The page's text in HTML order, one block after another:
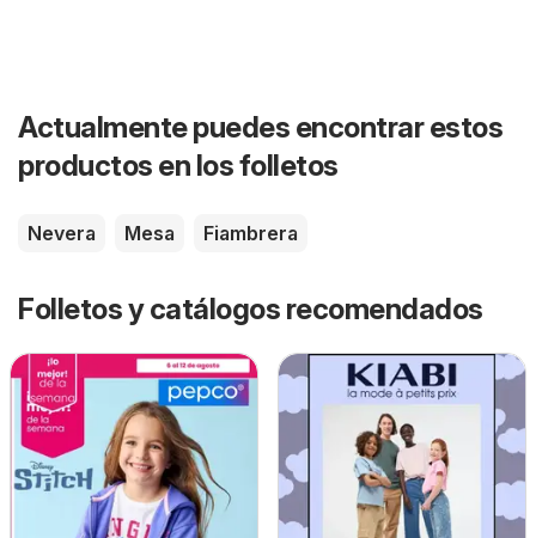
Actualmente puedes encontrar estos
productos en los folletos
Nevera Mesa Fiambrera
Folletos y catálogos recomendados